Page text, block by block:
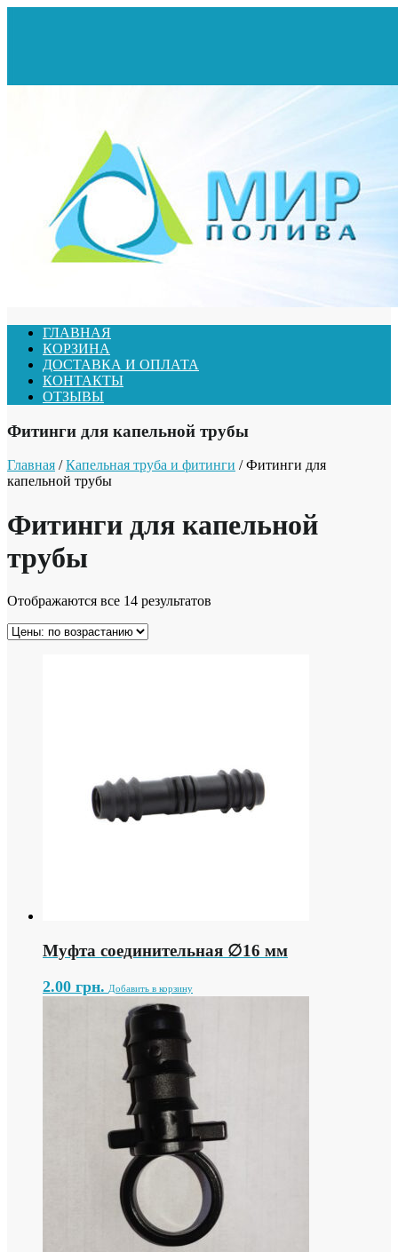
ГЛАВНАЯ
КОРЗИНА
ДОСТАВКА И ОПЛАТА
КОНТАКТЫ
ОТЗЫВЫ
Фитинги для капельной трубы
Главная /Капельная труба и фитинги / Фитинги для
капельной трубы
Фитинги для капельной
трубы
Отображаются все 14 результатов
Муфта соединительная ∅16 мм
2.00 грн. Добавить в корзину